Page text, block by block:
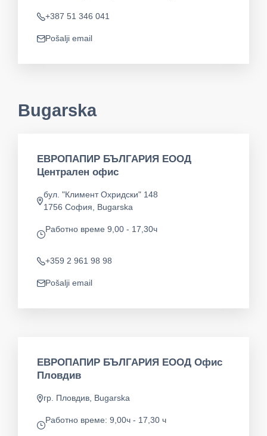
Telefon
+387 51 346 041
app.mail
Pošalji email
Bugarska
ЕВРОПАПИР БЪЛГАРИЯ ЕООД
Централен офис
app.address
бул. "Климент Охридски" 148
1756 София, Bugarska
app.opening-times
Pаботно време 9,00 - 17,30ч
Telefon
+359 2 961 98 98
app.mail
Pošalji email
ЕВРОПАПИР БЪЛГАРИЯ ЕООД Офис
Пловдив
app.address
гр. Пловдив, Bugarska
app.opening-times
Работно време: 9,00ч - 17,30 ч